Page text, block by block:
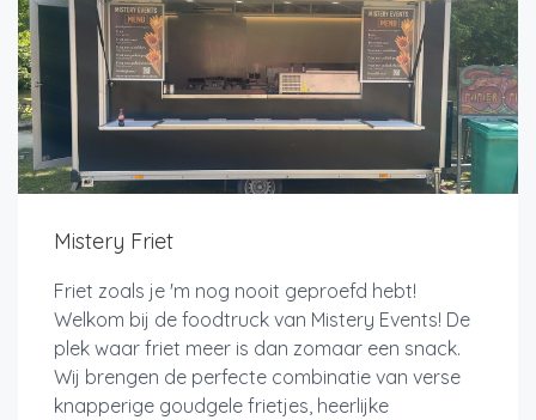
Mistery Friet
Friet zoals je 'm nog nooit geproefd hebt!
Welkom bij de foodtruck van Mistery Events! De
plek waar friet meer is dan zomaar een snack.
Wij brengen de perfecte combinatie van verse
knapperige goudgele frietjes, heerlijke